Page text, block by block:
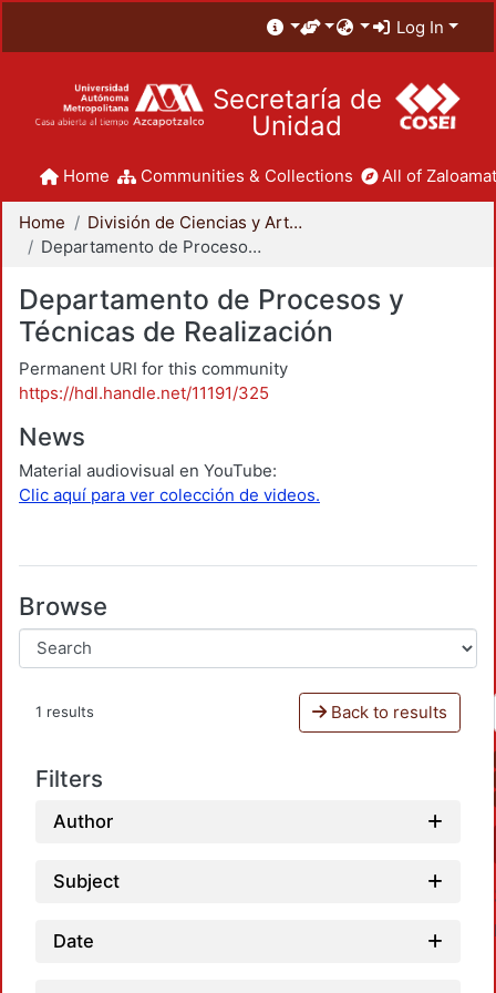
Log In
Secretaría de
Unidad
Home Communities & Collections All of
Home
División de Ciencias y Artes para el Diseño
Departamento de Procesos y Técnicas de Realización
Departamento de Procesos y
Técnicas de Realización
Permanent URI for this community
https://hdl.handle.net/11191/325
News
Material audiovisual en YouTube:
Clic aquí para ver colección de videos.
Browse
1 results Back to results
Filters
Author
Subject
Date